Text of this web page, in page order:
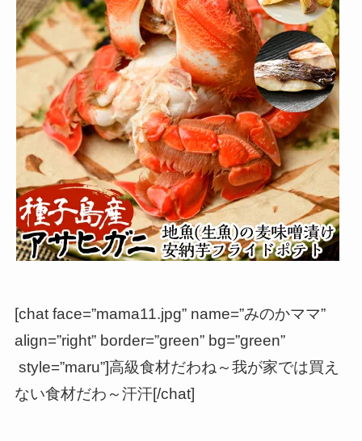
[chat face=”mama11.jpg” name=”みのかママ”
align=”right” border=”green” bg=”green”
style=”maru”]高級食材だわね～我が家では買え
ない食材だわ～汗汗[/chat]